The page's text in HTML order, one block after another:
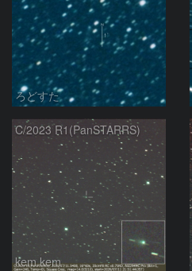
ろどすた
C/2023 R1(PanSTARRS)
kem.kem